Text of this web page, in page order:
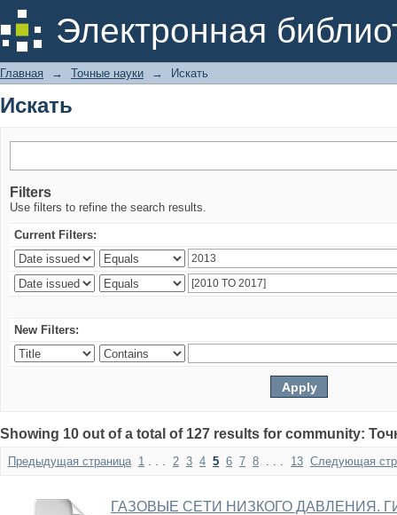
Электронная
Искать
Главная → Точные науки → Искать
Искать
Filters
Use filters to refine the search results.
Current Filters:
New Filters:
Showing 10 out of a total of 127 results for community:
Предыдущая страница 1 . . . 2 3 4 5 6 7 8 . . . 13 Следующая
ГАЗОВЫЕ СЕТИ НИЗКОГО ДАВЛЕНИЯ.